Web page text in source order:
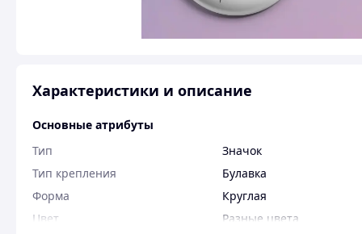
Характеристики и описание
Основные атрибуты
Тип
Значок
Тип крепления
Булавка
Форма
Круглая
Цвет
Разные цвета